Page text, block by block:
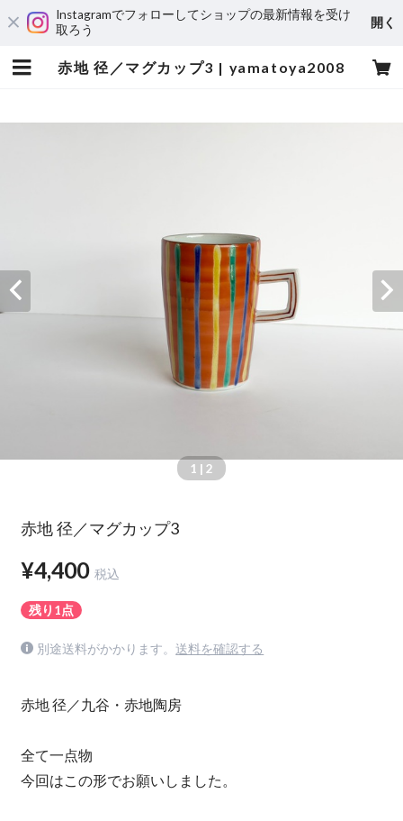
Instagramでフォローしてショップの最新情報を受け
取ろう
開く
赤地 径／マグカップ3 | yamatoya2008
1 | 2
赤地 径／マグカップ3
¥4,400 税込
残り1点
別途送料がかかります。 送料を確認する
赤地 径／九谷・赤地陶房
全て一点物
今回はこの形でお願いしました。